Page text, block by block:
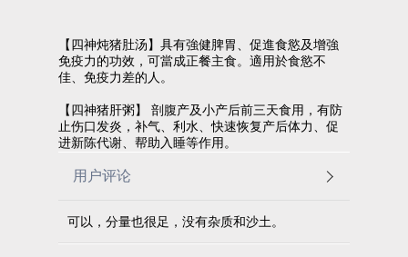
【四神炖猪肚汤】具有強健脾胃、促進食慾及增強
免疫力的功效，可當成正餐主食。適用於食慾不
佳、免疫力差的人。
【四神猪肝粥】 剖腹产及小产后前三天食用，有防
止伤口发炎，补气、利水、快速恢复产后体力、促
进新陈代谢、帮助入睡等作用。
用户评论
可以，分量也很足，没有杂质和沙土。